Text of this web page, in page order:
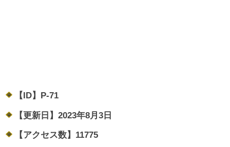
【ID】 P-71
【更新日】 2023年8月3日
【アクセス数】 11775